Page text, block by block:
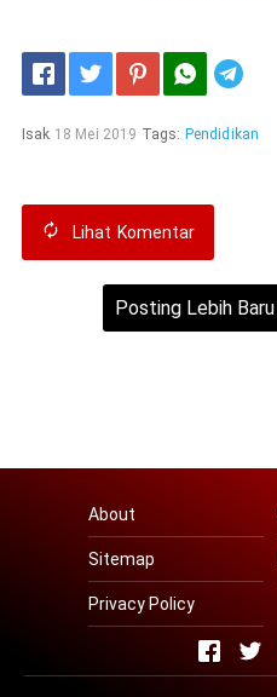
Isak 18 Mei 2019 Tags: Pendidikan
Lihat Komentar
Posting Lebih Baru
About
Sitemap
Privacy Policy